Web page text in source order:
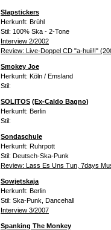
Slapstickers
Herkunft: Brühl
Stil: 100% Ska - 2-Tone
Interview 2/2002
Review: Live-Doppel CD "a-huii!!"
Smokey Joe
Herkunft: Köln / Emsland
Stil:
SOLITOS (Ex-Caldo Bagno)
Herkunft: Berlin
Stil:
Sondaschule
Herkunft: Ruhrpott
Stil: Deutsch-Ska-Punk
Review: Lass Es Uns Tun, 7days
Sowjetskaja
Herkunft: Berlin
Stil: Ska-Punk, Dancehall
Interview 3/2007
Spanking The Monkey